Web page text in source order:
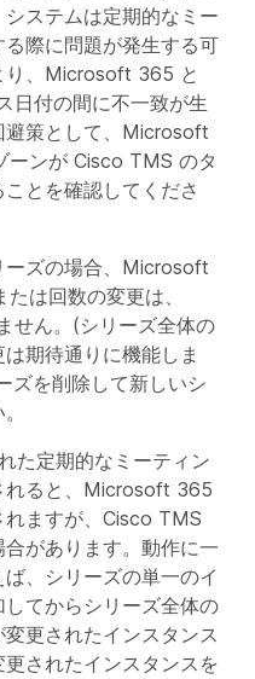
ステムは定期的なミー
際に問題が発生する可
り、Microsoft 365 と
日付の間に不一致が生
避策として、Microsoft
ーンが Cisco TMS のタ
とを確認してくださ
ーズの場合、Microsoft
は回数の変更は、
せん。(シリーズ全体の
期待通りに機能しま
ズを削除して新しいシ
た定期的なミーティン
れると、Microsoft 365
ますが、Cisco TMS
があります。動作に一
、シリーズの単一のイ
てからシリーズ全体の
更されたインスタンス
されたインスタンスを